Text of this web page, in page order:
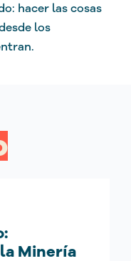
hacer las cosas
los
Minería